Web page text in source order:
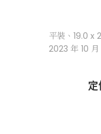
平裝、19.0 x
2023 年 10 月